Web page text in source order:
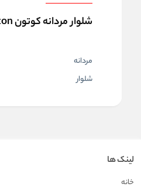
شلوار مردانه کوتون Koton کد 5SAM40013MK
مردانه
شلوار
لینک ها
خانه